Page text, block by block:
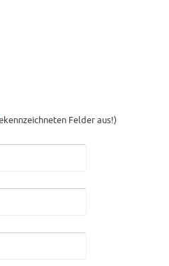
Felder aus!)